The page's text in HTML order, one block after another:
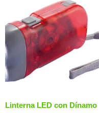
Linterna LED con Dínamo